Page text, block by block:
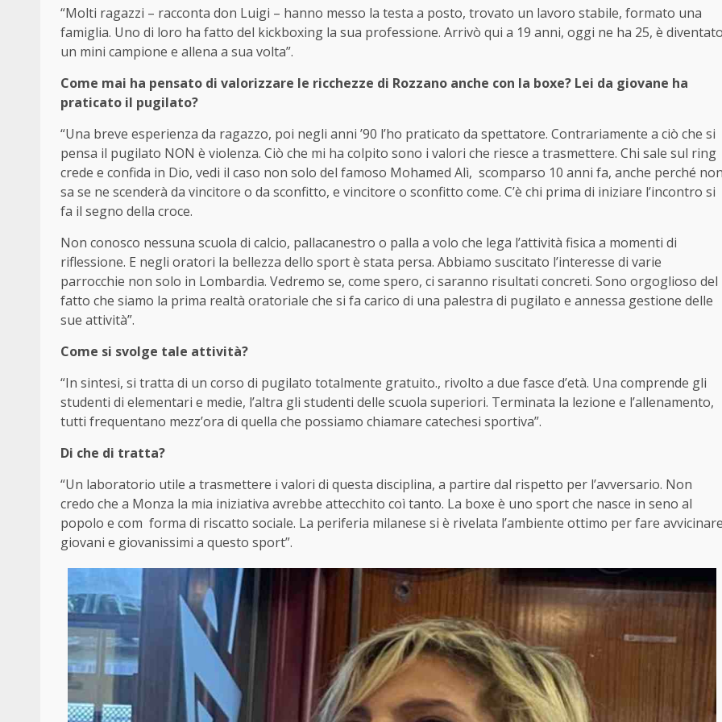
“Molti ragazzi – racconta don Luigi – hanno messo la testa a posto, trovato un lavoro stabile, formato una
famiglia. Uno di loro ha fatto del kickboxing la sua professione. Arrivò qui a 19 anni, oggi ne ha 25, è
un mini campione e allena a sua volta”.
Come mai ha pensato di valorizzare le ricchezze di Rozzano anche con la boxe? Lei da giovane ha
praticato il pugilato?
“Una breve esperienza da ragazzo, poi negli anni ’90 l’ho praticato da spettatore. Contrariamente a ciò che si
pensa il pugilato NON è violenza. Ciò che mi ha colpito sono i valori che riesce a trasmettere. Chi sale sul ring
crede e confida in Dio, vedi il caso non solo del famoso Mohamed Alì, scomparso 10 anni fa, anche perché
sa se ne scenderà da vincitore o da sconfitto, e vincitore o sconfitto come. C’è chi prima di iniziare l’incontro si
fa il segno della croce.
Non conosco nessuna scuola di calcio, pallacanestro o palla a volo che lega l’attività fisica a momenti di
riflessione. E negli oratori la bellezza dello sport è stata persa. Abbiamo suscitato l’interesse di varie
parrocchie non solo in Lombardia. Vedremo se, come spero, ci saranno risultati concreti. Sono orgoglioso del
fatto che siamo la prima realtà oratoriale che si fa carico di una palestra di pugilato e annessa gestione delle
sue attività”.
Come si svolge tale attività?
“In sintesi, si tratta di un corso di pugilato totalmente gratuito., rivolto a due fasce d’età. Una comprende gli
studenti di elementari e medie, l’altra gli studenti delle scuola superiori. Terminata la lezione e l’allenamento,
tutti frequentano mezz’ora di quella che possiamo chiamare catechesi sportiva”.
Di che di tratta?
“Un laboratorio utile a trasmettere i valori di questa disciplina, a partire dal rispetto per l’avversario. Non
credo che a Monza la mia iniziativa avrebbe attecchito coì tanto. La boxe è uno sport che nasce in seno al
popolo e com forma di riscatto sociale. La periferia milanese si è rivelata l’ambiente ottimo per fare
giovani e giovanissimi a questo sport”.